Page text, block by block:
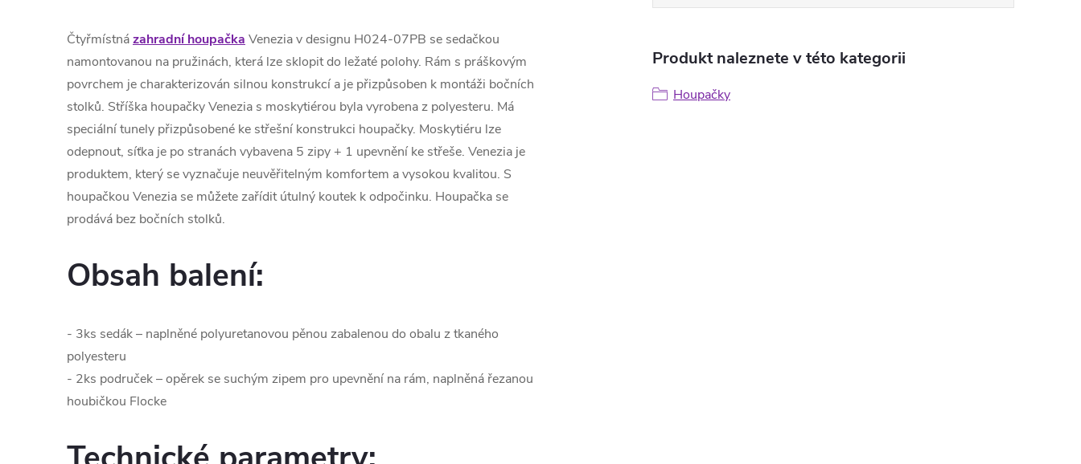
Čtyřmístnázahradní houpačka Venezia v designu H024-07PB se sedačkou
namontovanou na pružinách, která lze sklopit do ležaté polohy. Rám s práškovým
povrchem je charakterizován silnou konstrukcí a je přizpůsoben k montáži bočních
stolků. Stříška houpačky Venezia s moskytiérou byla vyrobena z polyesteru. Má
speciální tunely přizpůsobené ke střešní konstrukci houpačky. Moskytiéru lze
odepnout, síťka je po stranách vybavena 5 zipy + 1 upevnění ke střeše. Venezia je
produktem, který se vyznačuje neuvěřitelným komfortem a vysokou kvalitou. S
houpačkou Venezia se můžete zařídit útulný koutek k odpočinku. Houpačka se
prodává bez bočních stolků.
Obsah balení:
- 3ks sedák – naplněné polyuretanovou pěnou zabalenou do obalu z tkaného
polyesteru
- 2ks područek – opěrek se suchým zipem pro upevnění na rám, naplněná řezanou
houbičkou Flocke
Produkt naleznete v této kategorii
Houpačky